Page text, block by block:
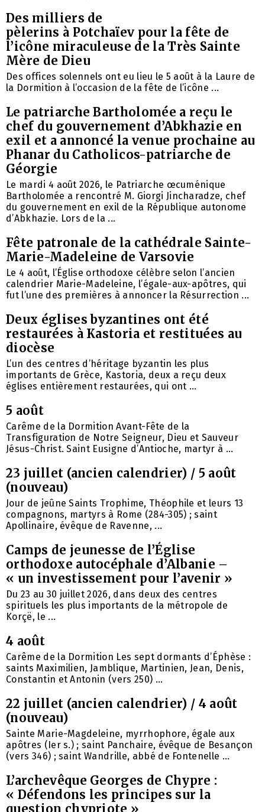
Des milliers de
pèlerins à Potchaïev pour la fête de
l’icône miraculeuse de la Très Sainte
Mère de Dieu
Des offices solennels ont eu lieu le 5 août à la Laure de
la Dormition à l’occasion de la fête de l’icône ...
Le patriarche Bartholomée a reçu le
chef du gouvernement d’Abkhazie en
exil et a annoncé la venue prochaine au
Phanar du Catholicos-patriarche de
Géorgie
Le mardi 4 août 2026, le Patriarche œcuménique
Bartholomée a rencontré M. Giorgi Jincharadze, chef
du gouvernement en exil de la République autonome
d’Abkhazie. Lors de la ...
Fête patronale de la cathédrale Sainte-
Marie-Madeleine de Varsovie
Le 4 août, l’Église orthodoxe célèbre selon l’ancien
calendrier Marie-Madeleine, l’égale-aux-apôtres, qui
fut l’une des premières à annoncer la Résurrection ...
Deux églises byzantines ont été
restaurées à Kastoria et restituées au
diocèse
L’un des centres d’héritage byzantin les plus
importants de Grèce, Kastoria, deux a reçu deux
églises entièrement restaurées, qui ont ...
5 août
Carême de la Dormition Avant-Fête de la
Transfiguration de Notre Seigneur, Dieu et Sauveur
Jésus-Christ. Saint Eusigne d’Antioche, martyr à ...
23 juillet (ancien calendrier) / 5 août
(nouveau)
Jour de jeûne Saints Trophime, Théophile et leurs 13
compagnons, martyrs à Rome (284-305) ; saint
Apollinaire, évêque de Ravenne, ...
Camps de jeunesse de l’Église
orthodoxe autocéphale d’Albanie –
« un investissement pour l’avenir »
Du 23 au 30 juillet 2026, dans deux des centres
spirituels les plus importants de la métropole de
Korçë, le ...
4 août
Carême de la Dormition Les sept dormants d’Éphèse :
saints Maximilien, Jamblique, Martinien, Jean, Denis,
Constantin et Antonin (vers 250) ...
22 juillet (ancien calendrier) / 4 août
(nouveau)
Sainte Marie-Magdeleine, myrrhophore, égale aux
apôtres (Ier s.) ; saint Panchaire, évêque de Besançon
(vers 346) ; saint Wandrille, abbé de Fontenelle ...
L’archevêque Georges de Chypre :
« Défendons les principes sur la
question chypriote »